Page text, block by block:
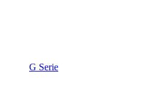
G Serie